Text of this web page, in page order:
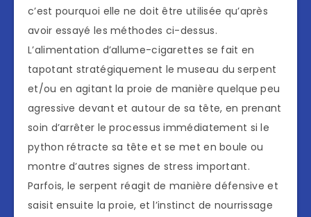
c’est pourquoi elle ne doit être utilisée qu’après
avoir essayé les méthodes ci-dessus.
L’alimentation d’allume-cigarettes se fait en
tapotant stratégiquement le museau du serpent
et/ou en agitant la proie de manière quelque peu
agressive devant et autour de sa tête, en prenant
soin d’arrêter le processus immédiatement si le
python rétracte sa tête et se met en boule ou
montre d’autres signes de stress important.
Parfois, le serpent réagit de manière défensive et
saisit ensuite la proie, et l’instinct de nourrissage